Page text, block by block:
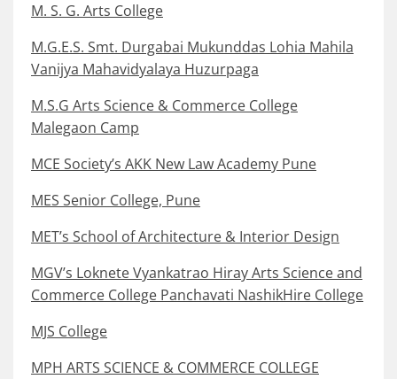
M. S. G. Arts College
M.G.E.S. Smt. Durgabai Mukunddas Lohia Mahila
Vanijya Mahavidyalaya Huzurpaga
M.S.G Arts Science & Commerce College
Malegaon Camp
MCE Society’s AKK New Law Academy Pune
MES Senior College, Pune
MET’s School of Architecture & Interior Design
MGV’s Loknete Vyankatrao Hiray Arts Science and
Commerce College Panchavati NashikHire College
MJS College
MPH ARTS SCIENCE & COMMERCE COLLEGE